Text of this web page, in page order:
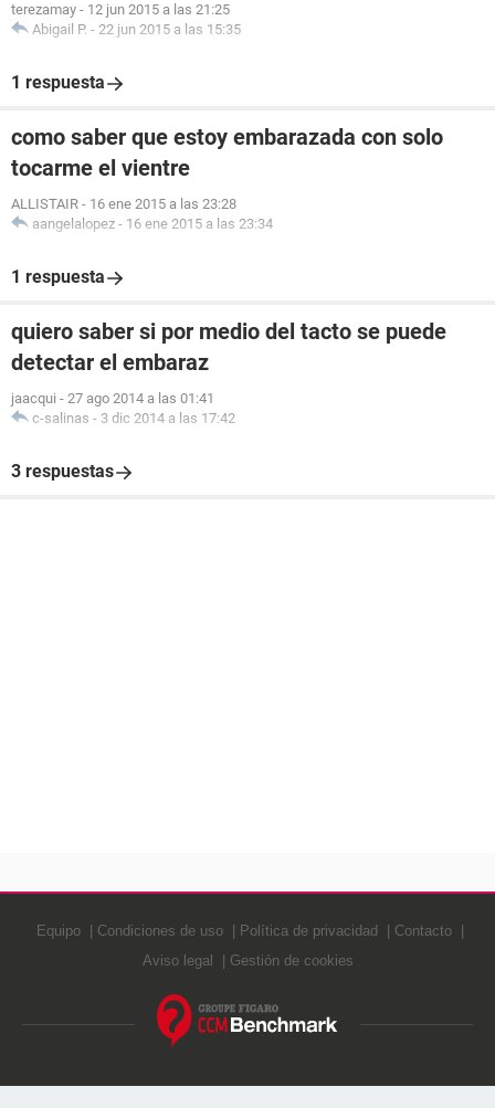
terezamay - 12 jun 2015 a las 21:25
Abigail P. - 22 jun 2015 a las 15:35
1 respuesta
como saber que estoy embarazada con solo
tocarme el vientre
ALLISTAIR - 16 ene 2015 a las 23:28
aangelalopez - 16 ene 2015 a las 23:34
1 respuesta
quiero saber si por medio del tacto se puede
detectar el embaraz
jaacqui - 27 ago 2014 a las 01:41
c-salinas - 3 dic 2014 a las 17:42
3 respuestas
Equipo Condiciones de uso Política de privacidad
Contacto
Aviso legal
Gestión de cookies